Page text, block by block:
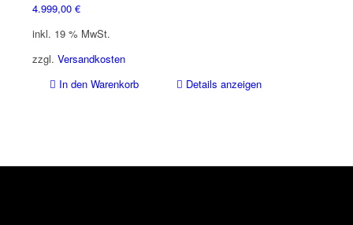
4.999,00 €
inkl. 19 % MwSt.
zzgl. Versandkosten
In den Warenkorb
Details anzeigen